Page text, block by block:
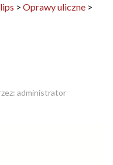
> Oprawy uliczne >
administrator